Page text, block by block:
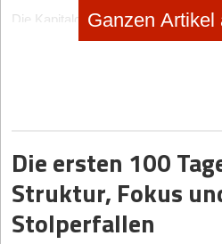
Die Kapitalgesellschaften, neben
beschränkter Haftung (GmbH)
Firmenvermögen beschränkt ist.
die Unternehmensverantwortlichen
übernommen haben (etwa über
Fehlern in der Geschäftsführung
Ganzen Artikel
Die ersten 100
Struktur, Fokus
Stolperfallen